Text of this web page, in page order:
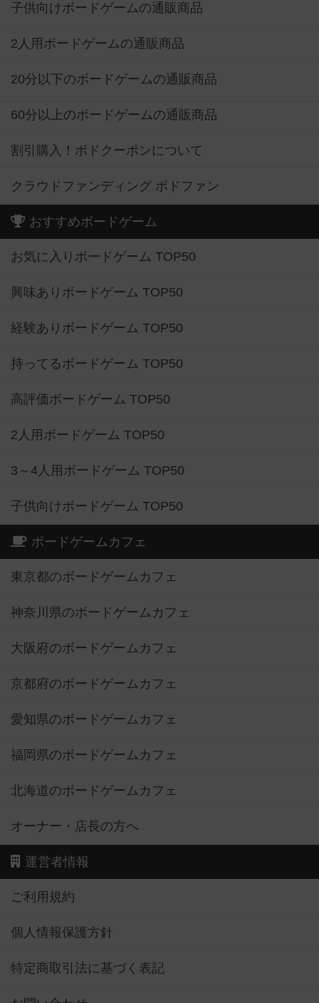
子供向けボードゲームの通販商品
2人用ボードゲームの通販商品
20分以下のボードゲームの通販商品
60分以上のボードゲームの通販商品
割引購入！ボドクーポンについて
クラウドファンディング ボドファン
おすすめボードゲーム
お気に入りボードゲーム TOP50
興味ありボードゲーム TOP50
経験ありボードゲーム TOP50
持ってるボードゲーム TOP50
高評価ボードゲーム TOP50
2人用ボードゲーム TOP50
3～4人用ボードゲーム TOP50
子供向けボードゲーム TOP50
ボードゲームカフェ
東京都のボードゲームカフェ
神奈川県のボードゲームカフェ
大阪府のボードゲームカフェ
京都府のボードゲームカフェ
愛知県のボードゲームカフェ
福岡県のボードゲームカフェ
北海道のボードゲームカフェ
オーナー・店長の方へ
運営者情報
ご利用規約
個人情報保護方針
特定商取引法に基づく表記